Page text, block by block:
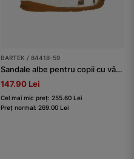
BARTEK / 84418-59
Sandale albe pentru copii cu vârf închis BARTEK 84418-59
147.90 Lei
Cel mai mic preț: 255.60 Lei
Preț normal: 269.00 Lei